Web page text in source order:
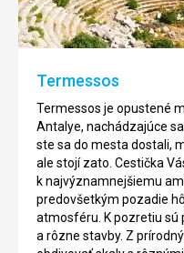
Termessos
Termessos je opustené
Antalye, nachádzajúce
ste sa do mesta dostali,
ale stojí zato. Cestička
k najvýznamnejšiemu
predovšetkým pozadie
atmosféru. K pozretiu sú
a rôzne stavby. Z
po
císarovi
patrí
najoblúbenejším
meste
Antalya,
ktorá
ústí
jeho
historického
vodopády
sú
tvorené
vodopádou
provincii
Nachádzajú
rovnomennej
Düden,